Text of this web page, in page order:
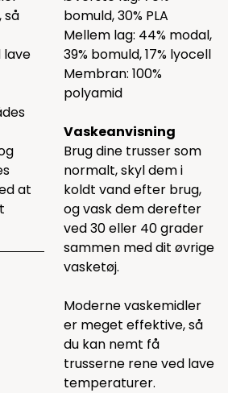
så
lave
at
bomuld, 30% PLA
Mellem lag: 44% modal,
39% bomuld, 17% lyocell
Membran: 100%
polyamid
Vaskeanvisning
Brug dine trusser som
normalt, skyl dem i
koldt vand efter brug,
og vask dem derefter
ved 30 eller 40 grader
sammen med dit øvrige
vasketøj.
Moderne vaskemidler
er meget effektive, så
du kan nemt få
trusserne rene ved lave
temperaturer.